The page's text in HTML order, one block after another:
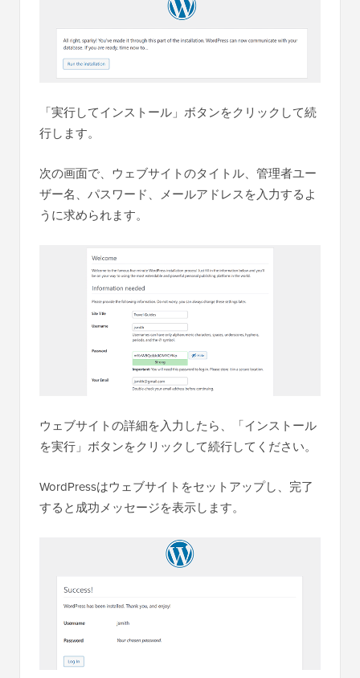
「実行してインストール」ボタンをクリックして続
行します。
次の画面で、ウェブサイトのタイトル、管理者ユー
ザー名、パスワード、メールアドレスを入力するよ
うに求められます。
ウェブサイトの詳細を入力したら、「インストール
を実行」ボタンをクリックして続行してください。
WordPressはウェブサイトをセットアップし、完了
すると成功メッセージを表示します。